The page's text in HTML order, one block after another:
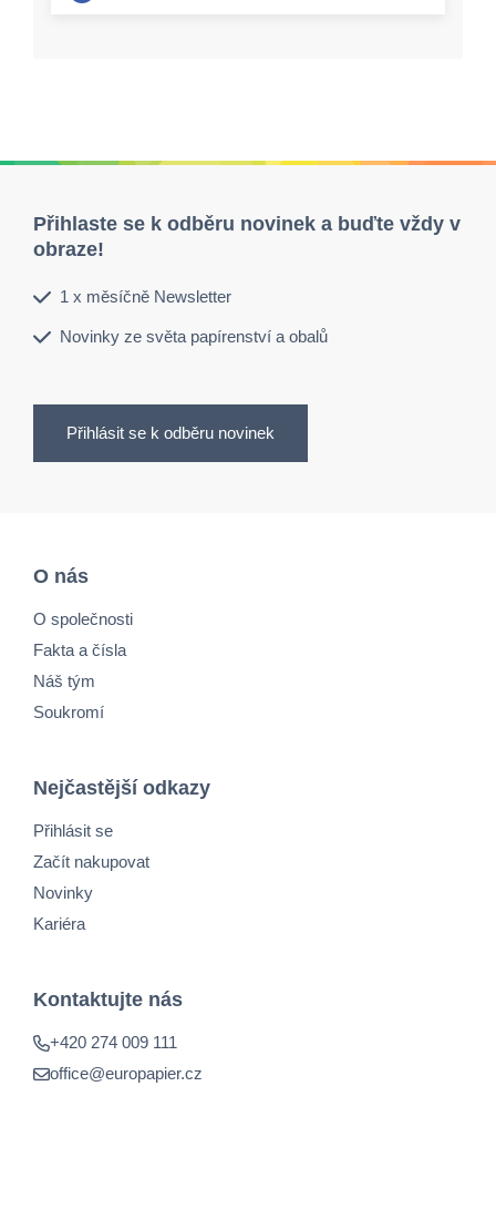
Přihlaste se k odběru novinek a buďte vždy v
obraze!
1 x měsíčně Newsletter
Novinky ze světa papírenství a obalů
Přihlásit se k odběru novinek
O nás
O společnosti
Fakta a čísla
Náš tým
Soukromí
Nejčastější odkazy
Přihlásit se
Začít nakupovat
Novinky
Kariéra
Kontaktujte nás
+420 274 009 111
office@europapier.cz